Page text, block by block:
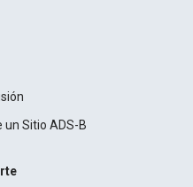
Sitio ADS-B